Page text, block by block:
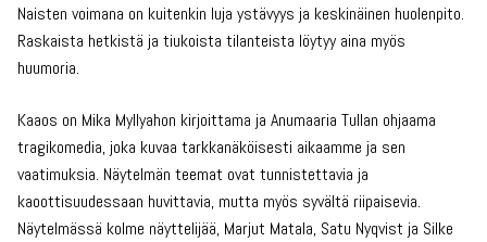
Naisten voimana on kuitenkin luja ystävyys ja keskinäinen huolenpito.
Raskaista hetkistä ja tiukoista tilanteista löytyy aina myös
huumoria.
Kaaos on Mika Myllyahon kirjoittama ja Anumaaria Tullan ohjaama
tragikomedia, joka kuvaa tarkkanäköisesti aikaamme ja sen
vaatimuksia. Näytelmän teemat ovat tunnistettavia ja
kaoottisuudessaan huvittavia, mutta myös syvältä riipaisevia.
Näytelmässä kolme näyttelijää, Marjut Matala, Satu Nyqvist ja Silke